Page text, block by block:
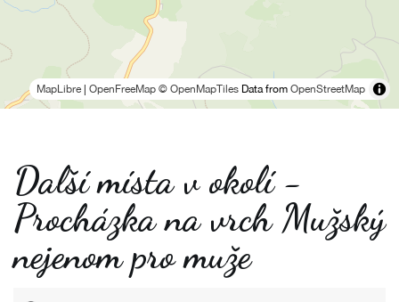
MapLibre OpenFreeMap © OpenMapTiles Data from OpenStreetMap
Další místa v okolí -
Procházka na vrch Mužský
nejenom pro muže